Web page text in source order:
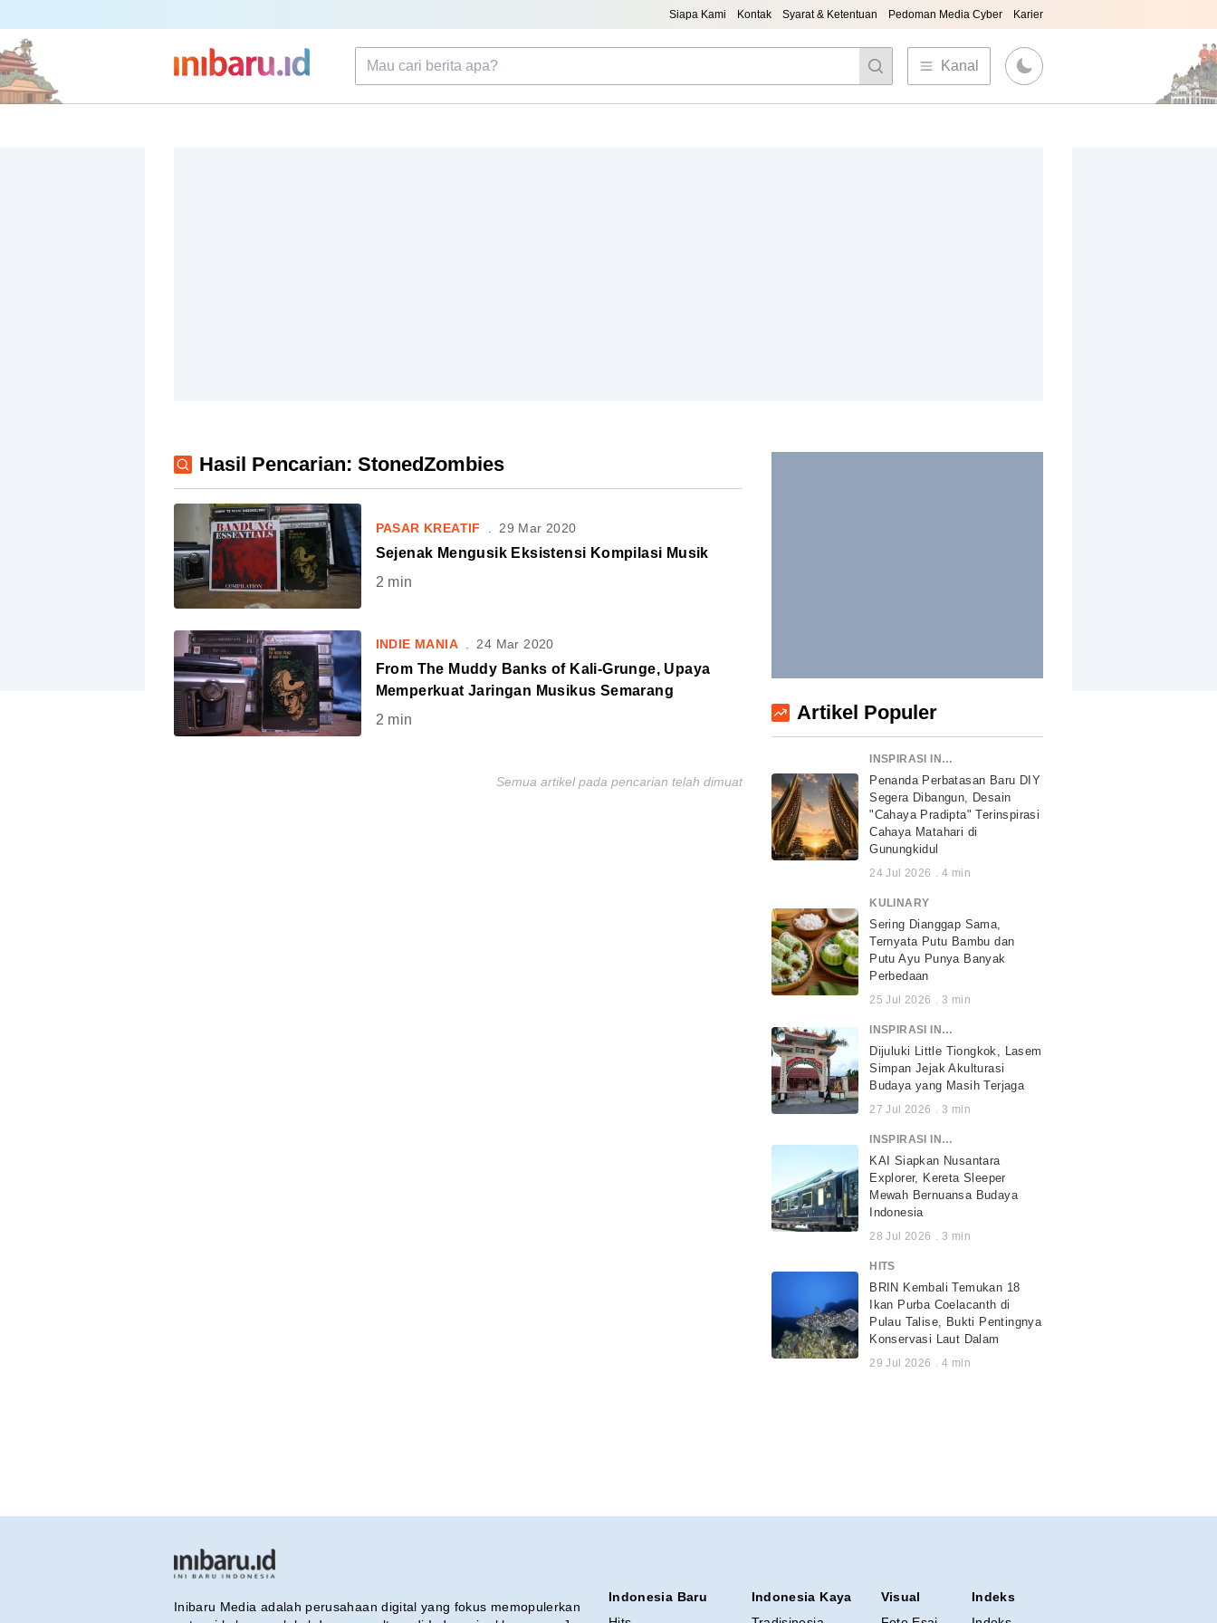
Siapa Kami Kontak Syarat & Ketentuan Pedoman Media Cyber Karier
Kanal
Hasil Pencarian: StonedZombies
PASAR KREATIF 29 Mar 2020
Sejenak Mengusik Eksistensi Kompilasi Musik
2 min
INDIE MANIA . 24 Mar 2020
From The Muddy Banks of Kali-Grunge, Upaya
Memperkuat Jaringan Musikus Semarang
2 min
Semua artikel pada pencarian telah dimuat
Artikel Populer
INSPIRASI INDONESIA
Penanda Perbatasan Baru DIY
Segera Dibangun, Desain
"Cahaya Pradipta" Terinspirasi
Cahaya Matahari di
Gunungkidul
24 Jul 2026 . 4 min
KULINARY
Sering Dianggap Sama,
Ternyata Putu Bambu dan
Putu Ayu Punya Banyak
Perbedaan
25 Jul 2026 . 3 min
INSPIRASI INDONESIA
Dijuluki Little Tiongkok, Lasem
Simpan Jejak Akulturasi
Budaya yang Masih Terjaga
27 Jul 2026 . 3 min
INSPIRASI INDONESIA
KAI Siapkan Nusantara
Explorer, Kereta Sleeper
Mewah Bernuansa Budaya
Indonesia
28 Jul 2026 . 3 min
HITS
BRIN Kembali Temukan 18
Ikan Purba Coelacanth di
Pulau Talise, Bukti Pentingnya
Konservasi Laut Dalam
29 Jul 2026 . 4 min
Inibaru Media adalah perusahaan digital yang fokus memopulerkan
Indonesia Baru
Indonesia Kaya
Visual
Indeks